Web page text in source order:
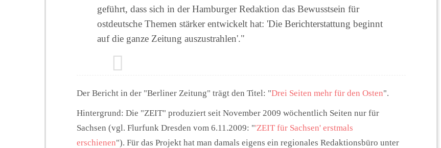
geführt, dass sich in der Hamburger Redaktion das Bewusstsein für
ostdeutsche Themen stärker entwickelt hat: 'Die Berichterstattung beginnt
auf die ganze Zeitung auszustrahlen'."
Der Bericht in der "Berliner Zeitung" trägt den Titel: "Drei Seiten mehr für den Osten".
Hintergrund: Die "ZEIT" produziert seit November 2009 wöchentlich Seiten nur für
Sachsen (vgl. Flurfunk Dresden vom 6.11.2009: "'ZEIT für Sachsen' erstmals
erschienen"). Für das Projekt hat man damals eigens ein regionales Redaktionsbüro unter